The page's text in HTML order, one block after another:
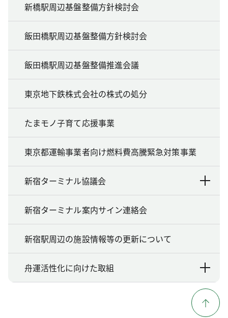
新橋駅周辺基盤整備方針検討会
飯田橋駅周辺基盤整備方針検討会
飯田橋駅周辺基盤整備推進会議
東京地下鉄株式会社の株式の処分
たまモノ子育て応援事業
東京都運輸事業者向け燃料費高騰緊急対策事業
新宿ターミナル協議会
新宿ターミナル案内サイン連絡会
新宿駅周辺の施設情報等の更新について
舟運活性化に向けた取組